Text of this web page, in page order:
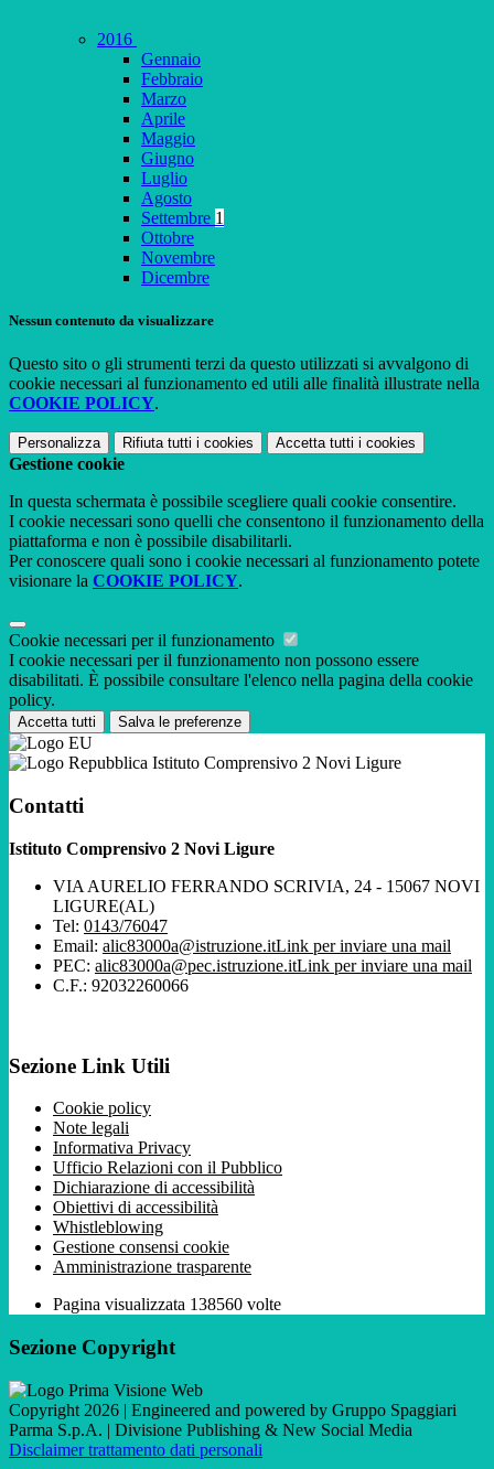
2016
Gennaio
Febbraio
Marzo
Aprile
Maggio
Giugno
Luglio
Agosto
Settembre 1
Ottobre
Novembre
Dicembre
Nessun contenuto da visualizzare
Questo sito o gli strumenti terzi da questo utilizzati si avvalgono di
cookie necessari al funzionamento ed utili alle finalità illustrate nella
COOKIE POLICY.
Personalizza Rifiuta tutti i cookies Accetta tutti i cookies
Gestione cookie
In questa schermata è possibile scegliere quali cookie consentire.
I cookie necessari sono quelli che consentono il funzionamento della
piattaforma e non è possibile disabilitarli.
Per conoscere quali sono i cookie necessari al funzionamento potete
visionare la COOKIE POLICY.
Cookie necessari per il funzionamento
I cookie necessari per il funzionamento non possono essere
disabilitati. È possibile consultare l'elenco nella pagina della cookie
policy.
Accetta tutti Salva le preferenze
Istituto Comprensivo 2 Novi Ligure
Contatti
Istituto Comprensivo 2 Novi Ligure
VIA AURELIO FERRANDO SCRIVIA, 24 - 15067 NOVI
LIGURE(AL)
Tel: 0143/76047
Email: alic83000a@istruzione.itLink per inviare una mail
PEC: alic83000a@pec.istruzione.itLink per inviare una mail
C.F.: 92032260066
Sezione Link Utili
Cookie policy
Note legali
Informativa Privacy
Ufficio Relazioni con il Pubblico
Dichiarazione di accessibilità
Obiettivi di accessibilità
Whistleblowing
Gestione consensi cookie
Amministrazione trasparente
Pagina visualizzata 138560 volte
Sezione Copyright
Copyright 2026 | Engineered and powered by Gruppo Spaggiari
Parma S.p.A. | Divisione Publishing & New Social Media
Disclaimer trattamento dati personali